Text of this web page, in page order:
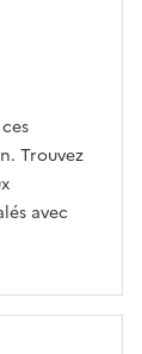
ces
Trouvez
avec